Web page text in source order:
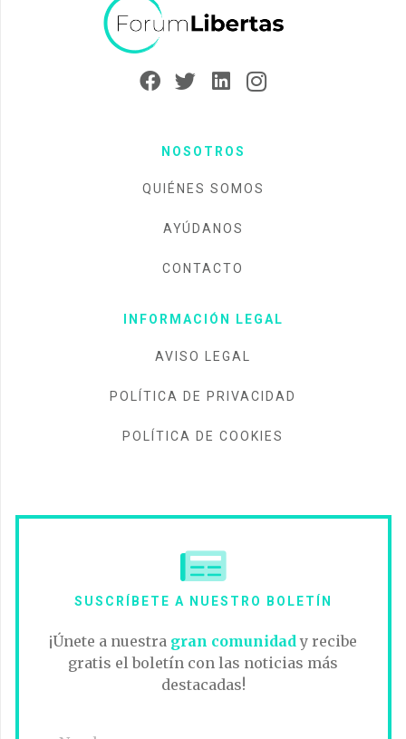
NOSOTROS
QUIÉNES SOMOS
AYÚDANOS
CONTACTO
INFORMACIÓN LEGAL
AVISO LEGAL
POLÍTICA DE PRIVACIDAD
POLÍTICA DE COOKIES
SUSCRÍBETE A NUESTRO BOLETÍN
¡Únete a nuestra gran comunidady recibe
gratis el boletín con las noticias más
destacadas!